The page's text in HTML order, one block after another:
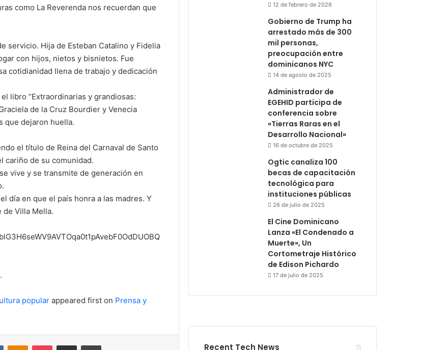
como La Reverenda nos recuerdan que
servicio. Hija de Esteban Catalino y Fidelia
con hijos, nietos y bisnietos. Fue
cotidianidad llena de trabajo y dedicación
libro “Extraordinarias y grandiosas:
de la Cruz Bourdier y Venecia
que dejaron huella.
el título de Reina del Carnaval de Santo
cariño de su comunidad.
vive y se transmite de generación en
día en que el país honra a las madres. Y
de Villa Mella.
popular appeared first on Prensa y
VKontakteOdnoklassniki
Pocket Compartir por correo electrónicoImprimir
12 de febrero de 2026
Gobierno de Trump ha
arrestado más de 300
mil personas,
preocupación entre
dominicanos NYC
14 de agosto de 2025
Administrador de
EGEHID participa de
conferencia sobre
«Tierras Raras en el
Desarrollo Nacional»
16 de octubre de 2025
Ogtic canaliza 100
becas de capacitación
tecnológica para
instituciones públicas
26 de julio de 2025
El Cine Dominicano
Lanza «El Condenado a
Muerte», Un
Cortometraje Histórico
de Edison Pichardo
17 de julio de 2025
Recent Tech News